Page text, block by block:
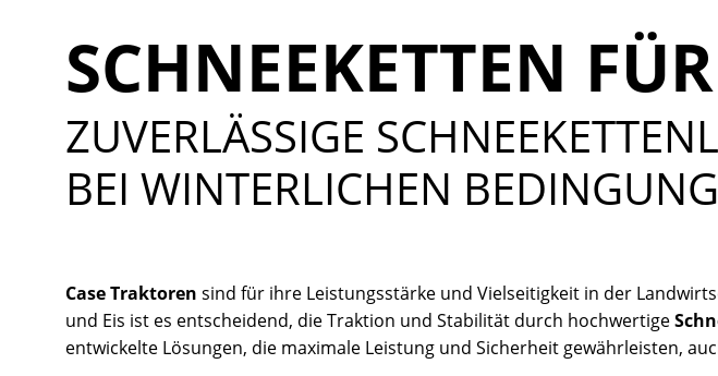
SCHNEEKETTEN
ZUVERLÄSSIGE
BEI WINTERLICHEN
Case Traktoren sind für ihre Leistungsstärke und Vielseitigkeit in der
und Eis ist es entscheidend, die Traktion und Stabilität durch hochwertige
entwickelte Lösungen, die maximale Leistung und Sicherheit gewährleisten,